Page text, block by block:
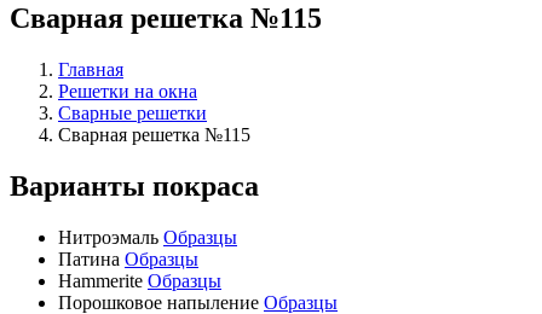
Сварная решетка №115
Главная
Решетки на окна
Сварные решетки
Сварная решетка №115
Варианты покраса
Нитроэмаль Образцы
Патина Образцы
Hammerite Образцы
Порошковое напыление Образцы